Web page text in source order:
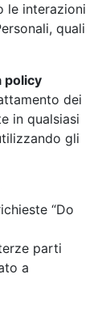
le interazioni
quali
policy
dei
in qualsiasi
gli
“Do
parti
a